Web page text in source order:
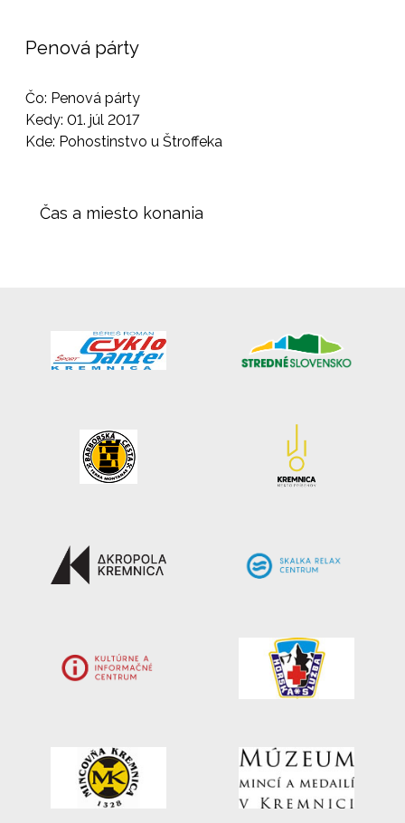
Penová párty
Čo: Penová párty
Kedy: 01. júl 2017
Kde: Pohostinstvo u Štroffeka
Čas a miesto konania